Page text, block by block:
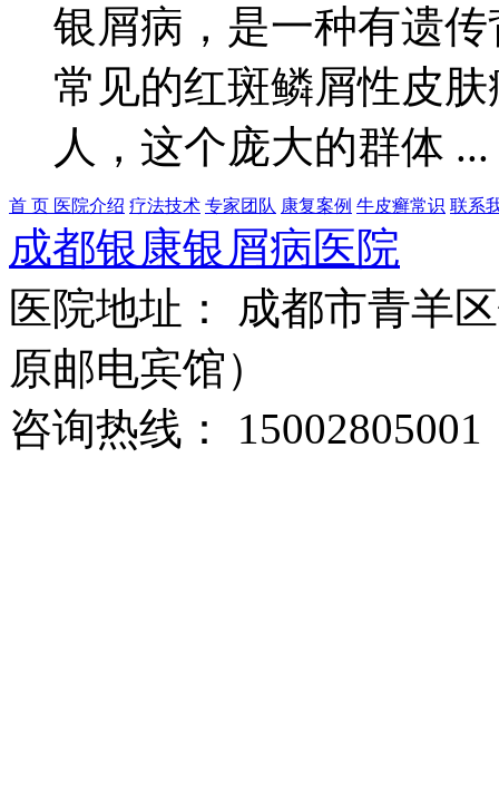
银屑病，是一种有遗
常见的红斑鳞屑性皮
人，这个庞大的群体 ...
首 页 医院介绍 疗法技术 专家团队 康复案例 牛皮癣常识 联系
成都银康银屑病医院
医院地址： 成都市青羊
原邮电宾馆）
咨询热线： 15002805001